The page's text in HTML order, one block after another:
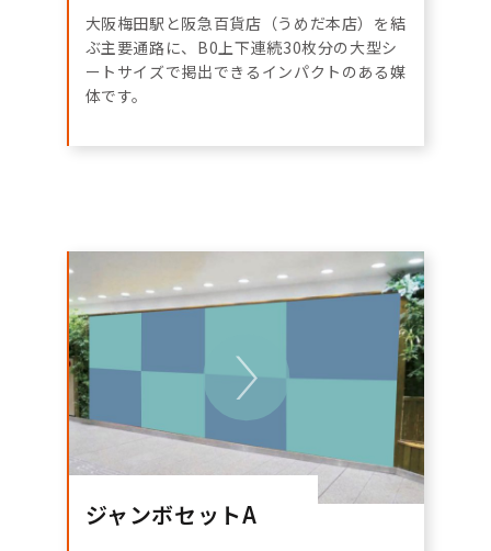
大阪梅田駅と阪急百貨店（うめだ本店）を結
ぶ主要通路に、B0上下連続30枚分の大型シ
ートサイズで掲出できるインパクトのある媒
体です。
ジャンボセットA